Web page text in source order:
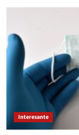
Interesante